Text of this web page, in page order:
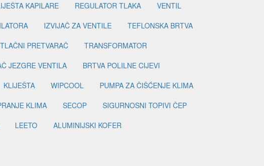
KAPILARE REGULATOR TLAKA
VENTIL
IZVIJAČ ZA VENTILE
TEFLONSKA BRTVA
TLAČNI PRETVARAČ
TRANSFORMATOR
JEZGRE VENTILA
BRTVA POLILNE CIJEVI
KLIJEŠTA WIPCOOL
PUMPA ZA ČIŠĆENJE KLIMA
KLIMA SECOP
SIGURNOSNI TOPIVI ČEP
LEETO ALUMINIJSKI KOFER